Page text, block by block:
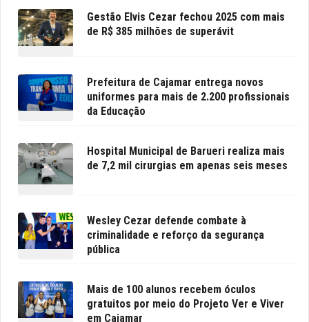
Gestão Elvis Cezar fechou 2025 com mais
de R$ 385 milhões de superávit
Prefeitura de Cajamar entrega novos
uniformes para mais de 2.200 profissionais
da Educação
Hospital Municipal de Barueri realiza mais
de 7,2 mil cirurgias em apenas seis meses
Wesley Cezar defende combate à
criminalidade e reforço da segurança
pública
Mais de 100 alunos recebem óculos
gratuitos por meio do Projeto Ver e Viver
em Cajamar